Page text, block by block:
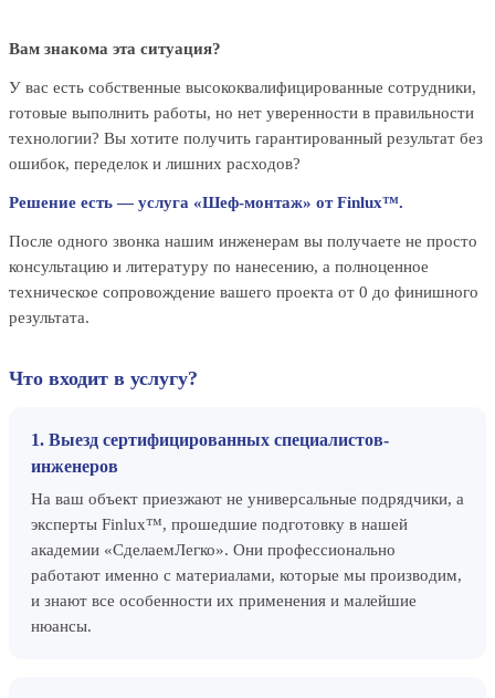
Вам знакома эта ситуация?
У вас есть собственные высококвалифицированные сотрудники,
готовые выполнить работы, но нет уверенности в правильности
технологии? Вы хотите получить гарантированный результат без
ошибок, переделок и лишних расходов?
Решение есть — услуга «Шеф-монтаж» от Finlux™.
После одного звонка нашим инженерам вы получаете не просто
консультацию и литературу по нанесению, а полноценное
техническое сопровождение вашего проекта от 0 до финишного
результата.
Что входит в услугу?
1. Выезд сертифицированных специалистов-
инженеров
На ваш объект приезжают не универсальные подрядчики, а
эксперты Finlux™, прошедшие подготовку в нашей
академии «СделаемЛегко». Они профессионально
работают именно с материалами, которые мы производим,
и знают все особенности их применения и малейшие
нюансы.